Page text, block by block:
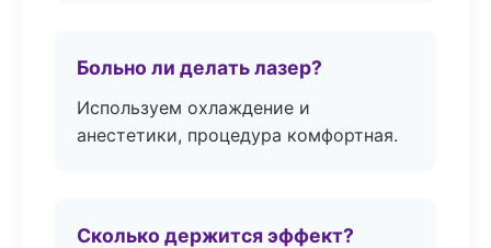
Больно ли делать лазер?
Используем охлаждение и
анестетики, процедура комфортная.
Сколько держится эффект?